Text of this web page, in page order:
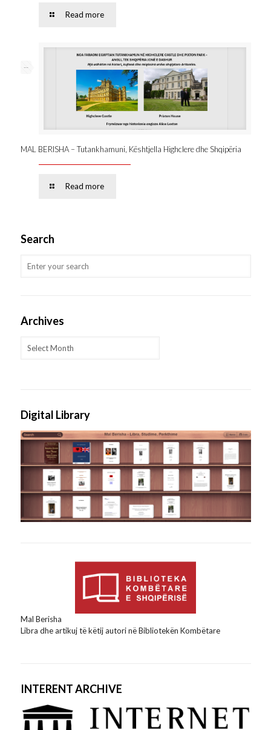
Read more
--
MAL BERISHA – Tutankhamuni, Kështjella Highclere dhe Shqipëria
Read more
Search
Archives
Digital Library
Mal Berisha
Libra dhe artikuj të këtij autori në Bibliotekën Kombëtare
INTERENT ARCHIVE